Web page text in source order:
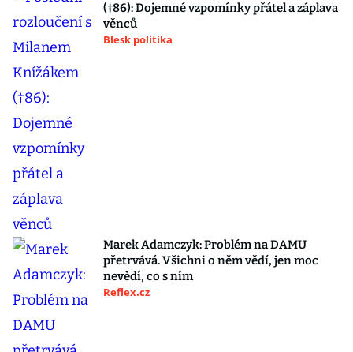
(†86): Dojemné vzpomínky přátel a záplava
věnců
Blesk politika
Marek Adamczyk: Problém na DAMU
přetrvává. Všichni o něm vědí, jen moc
nevědí, co s ním
Reflex.cz